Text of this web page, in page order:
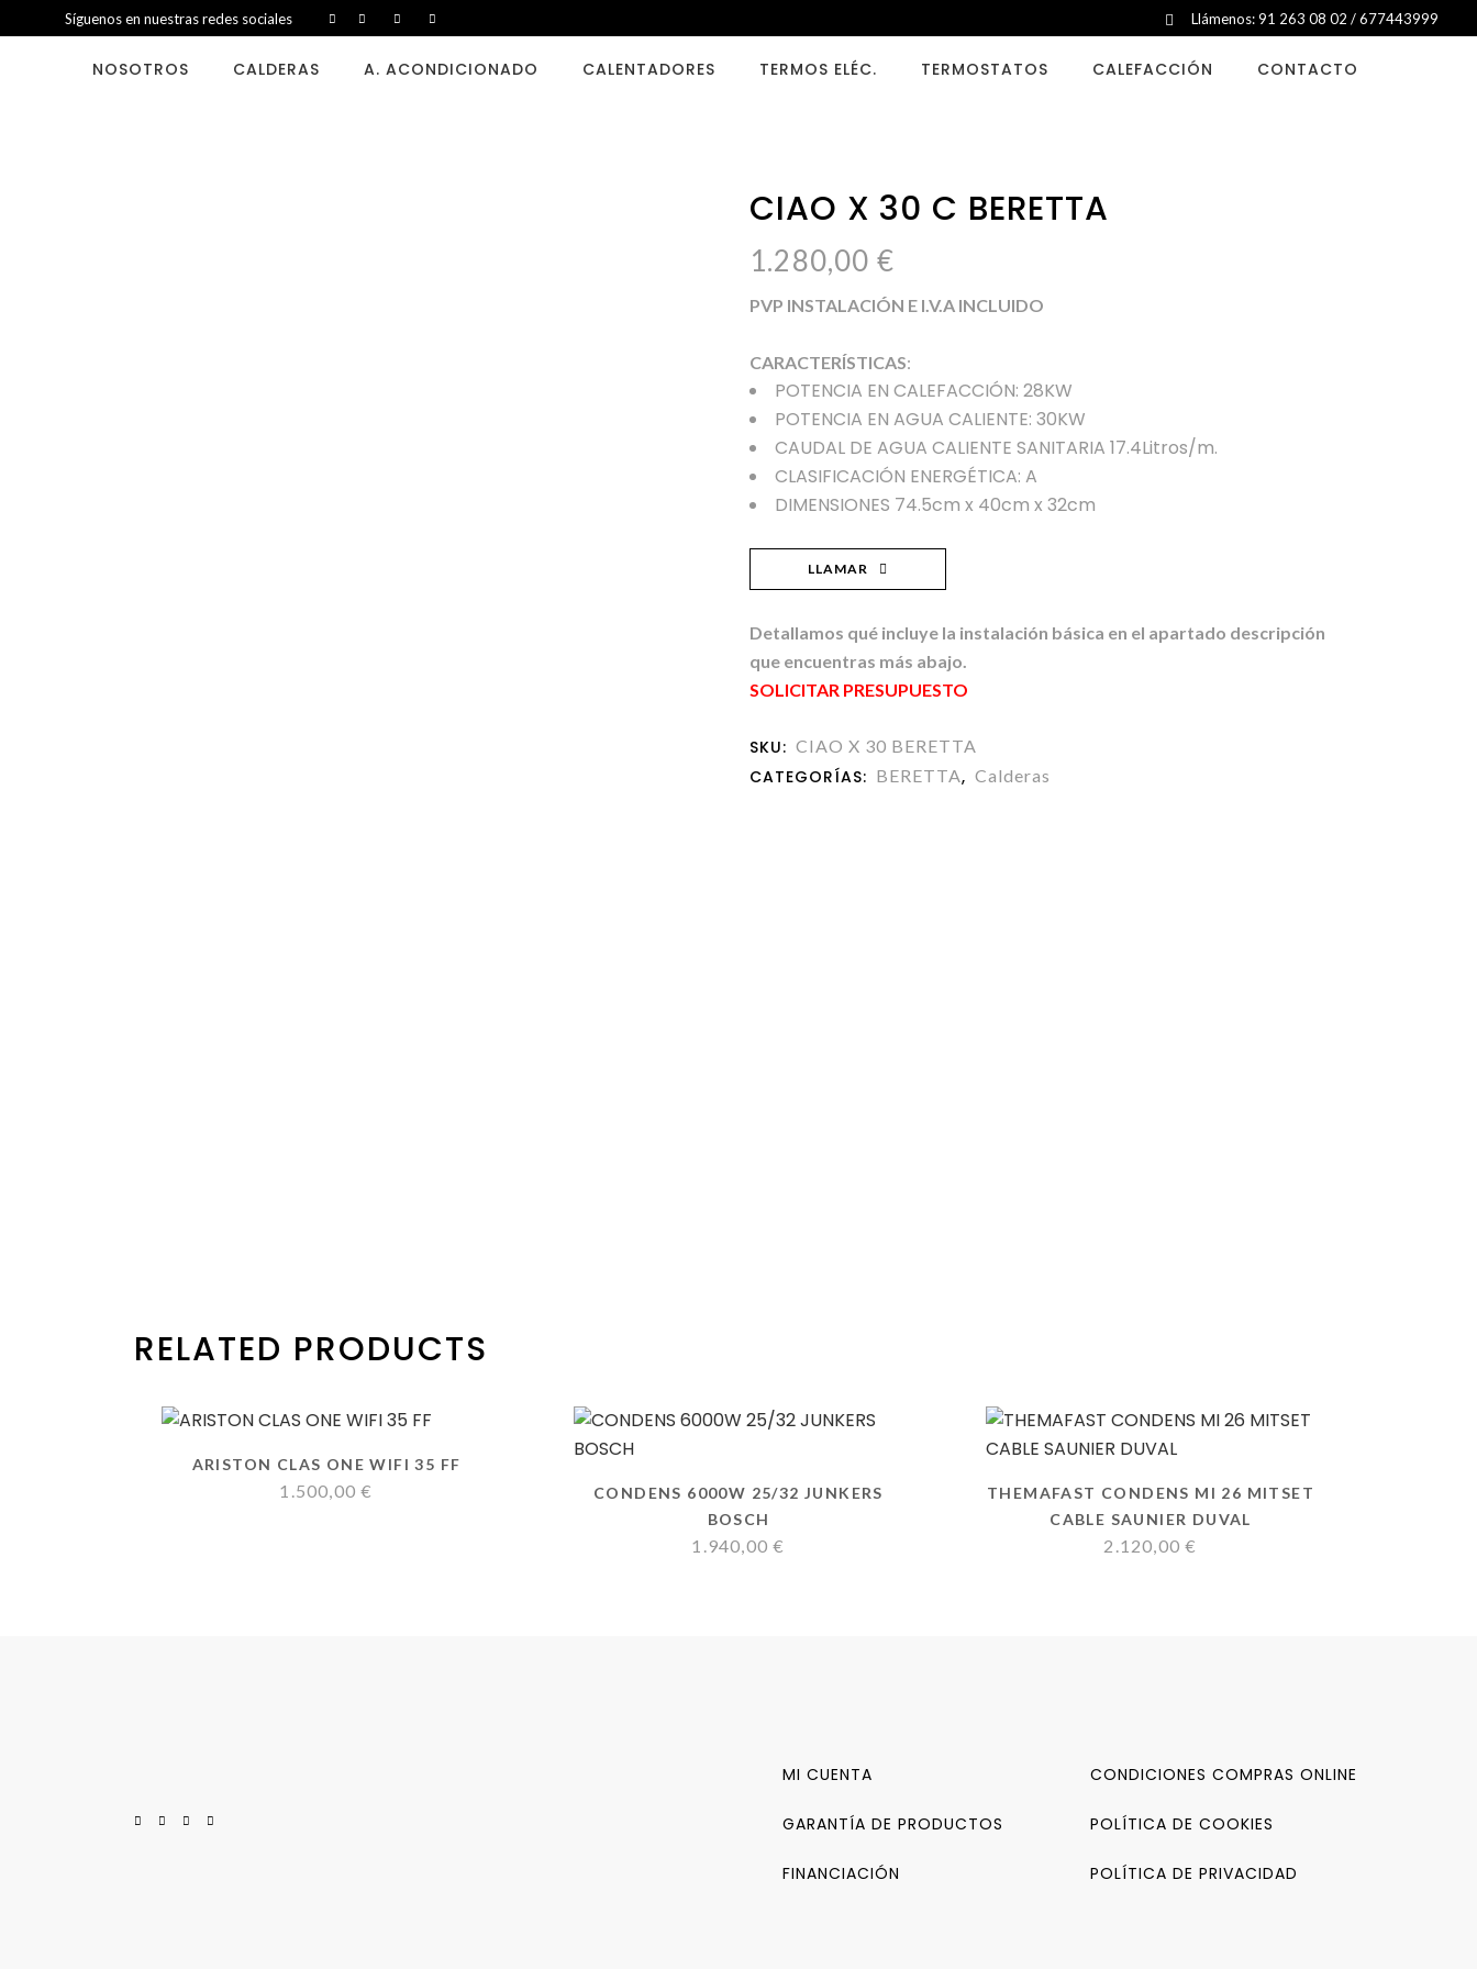
Síguenos en nuestras redes sociales Llámenos: 91 263 08 02 / 677443999
NOSOTROS CALDERAS A. ACONDICIONADO CALENTADORES TERMOS ELÉC. TERMOSTATOS CALEFACCIÓN CONTACTO
CIAO X 30 C BERETTA
1.280,00 €
PVP INSTALACIÓN E I.V.A INCLUIDO
CARACTERÍSTICAS:
POTENCIA EN CALEFACCIÓN: 28KW
POTENCIA EN AGUA CALIENTE: 30KW
CAUDAL DE AGUA CALIENTE SANITARIA 17.4Litros/m.
CLASIFICACIÓN ENERGÉTICA: A
DIMENSIONES 74.5cm x 40cm x 32cm
LLAMAR
Detallamos qué incluye la instalación básica en el apartado descripción
que encuentras más abajo.
SOLICITAR PRESUPUESTO
SKU: CIAO X 30 BERETTA
CATEGORÍAS: BERETTA, Calderas
RELATED PRODUCTS
ARISTON CLAS ONE WIFI 35 FF
1.500,00€
CONDENS 6000W 25/32 JUNKERS
BOSCH
1.940,00€
THEMAFAST CONDENS MI 26 MITSET
CABLE SAUNIER DUVAL
2.120,00€
MI CUENTA
GARANTÍA DE PRODUCTOS
FINANCIACIÓN
CONDICIONES COMPRAS ONLINE
POLÍTICA DE COOKIES
POLÍTICA DE PRIVACIDAD